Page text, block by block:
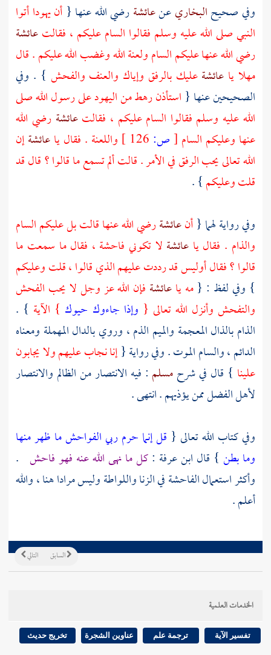
وفي صحيحالبخاريعنعائشةرضي الله عنها { أنيهوداأتوا
النبي صلى الله عليه وسلم فقالوا السام عليكم ، فقالتعائشة
رضي الله عنها عليكم السام ولعنة الله وغضب الله عليكم . قال
مهلا يا عائشةعليك بالرفق وإياك والعنف والفحش } . وفي
الصحيحين عنها { استأذن رهط مناليهودعلى رسول الله صلى
الله عليه وسلم فقالوا السام عليكم ، فقالتعائشةرضي الله
عنها وعليكم السام [ص: واللعنة . فقال ياعائشةإن
الله تعالى يحب الرفق في الأمر . قالت ألم تسمع ما قالوا ؟ قال قد
قلت وعليكم} .
وفي رواية لهما {أنعائشةرضي الله عنها قالت بل عليكم السام
والذام . فقال يا عائشة لا تكوني فاحشة ، فقال ما سمعت ما
قالوا ؟ فقال أوليس قد رددت عليهم الذي قالوا ، قلت وعليكم
} وفي لفظ : {مه ياعائشة فإن الله عز وجل لا يحب الفحش
والتفحش وأنزل الله تعالى { وإذا جاءوك حيوك } الآية } .
الذام بالذال المعجمة والميم الذم ، وروي بالدال المهملة ومعناه
الدائم ، والسام الموت . وفي رواية {إنا نجاب عليهم ولا يجابون
علينا } قال في شرحمسلم : فيه الانتصار من الظالم والانتصار
لأهل الفضل ممن يؤذيهم . انتهى .
وفي كتاب الله تعالى { قل إنما حرم ربي الفواحش ما ظهر منها
وما بطن } قال ابن عرفة :كل ما نهى الله عنه فهو فاحش .
وأكثر استعمال الفاحشة في الزنا واللواطة وليس مرادا هنا ، والله
أعلم .
التالي السابق
الخدمات العلمية
تفسير الآية ترجمة علم عناوين الشجرة تخريج حديث